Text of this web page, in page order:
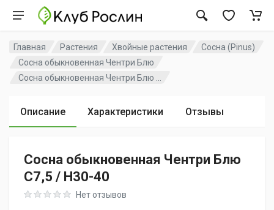
Главная Растения Хвойные растения
Сосна (Pinus)
Сосна обыкновенная Чентри Блю
Сосна обыкновенная Чентри Блю ...
Описание Характеристики Отзывы
Сосна обыкновенная Чентри Блю
C7,5 / H30-40
Rating: 0 out of 5Нет отзывов